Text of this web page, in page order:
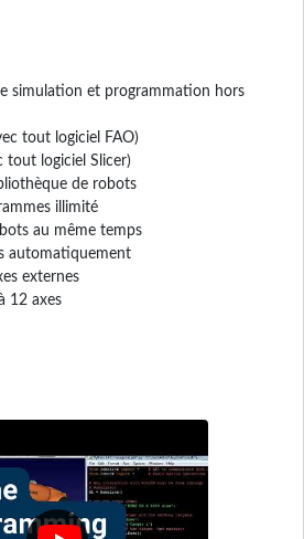
simulation et programmation hors
tout logiciel FAO)
tout logiciel Slicer)
de robots
illimité
au même temps
automatiquement
externes
12 axes